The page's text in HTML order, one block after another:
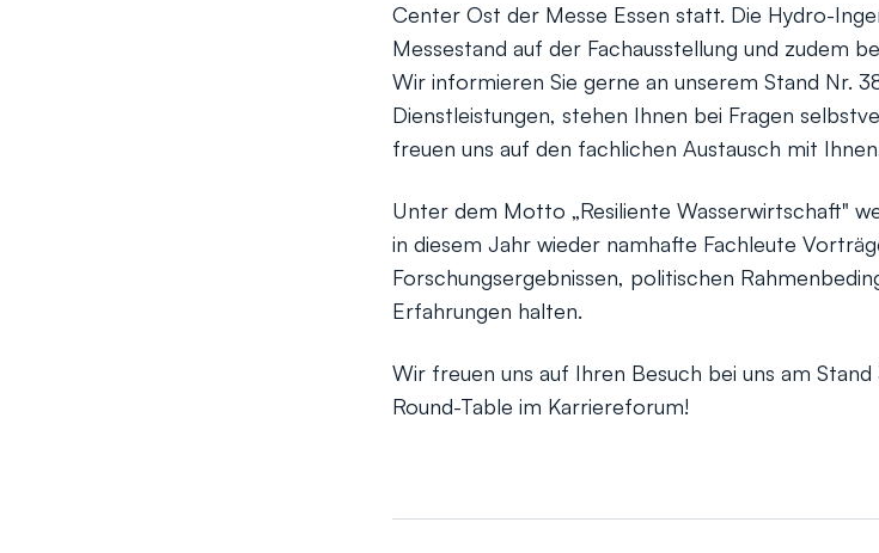
Center Ost der Messe Essen statt. Die Hydro-
Messestand auf der Fachausstellung und zudem
Wir informieren Sie gerne an unserem Stand Nr.
Dienstleistungen, stehen Ihnen bei Fragen
freuen uns auf den fachlichen Austausch mit
Unter dem Motto „Resiliente Wasserwirtschaft"
in diesem Jahr wieder namhafte Fachleute
Forschungsergebnissen, politischen
Erfahrungen halten.
Wir freuen uns auf Ihren Besuch bei uns am
Round-Table im Karriereforum!